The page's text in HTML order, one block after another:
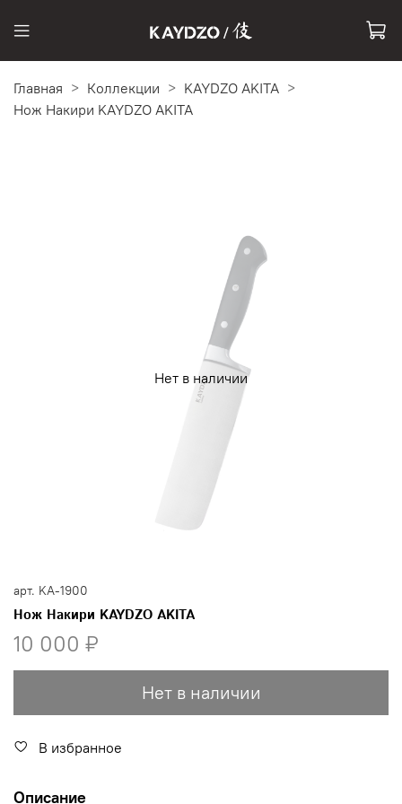
Главная Коллекции
KAYDZO AKITA
Нож Накири KAYDZO AKITA
Нет в наличии
арт. KA-1900
Нож Накири KAYDZO AKITA
10 000 ₽
Нет в наличии
В избранное
Описание